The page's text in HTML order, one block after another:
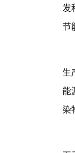
发
节
生
能
染